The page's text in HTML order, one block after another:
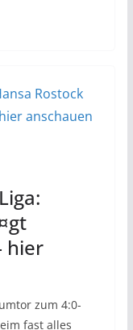
hier
zum 4:0-
fast alles